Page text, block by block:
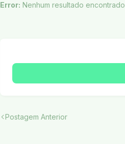
Error: Nenhum resultado encontrado
Postagem Anterior